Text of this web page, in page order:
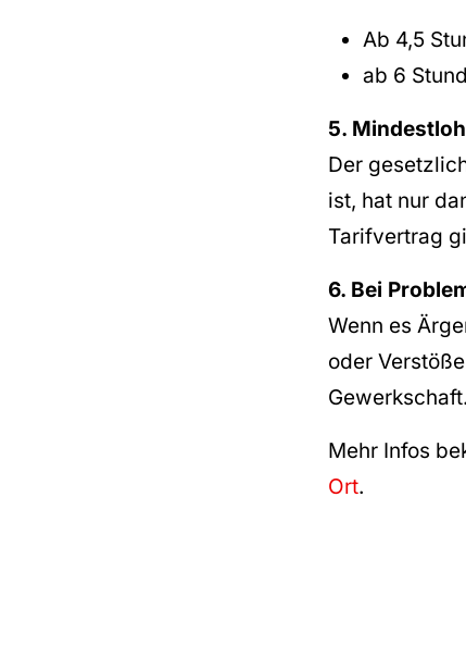
Ab 4,5
ab 6
5.
Der
ist, hat nur
Tarifvertrag
6. Bei
Wenn es
oder
Mehr Infos
Ort.